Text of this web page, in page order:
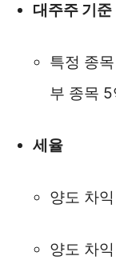
대주주 기준
특정 종
부 종목 5
세율
양도 차
양도 차